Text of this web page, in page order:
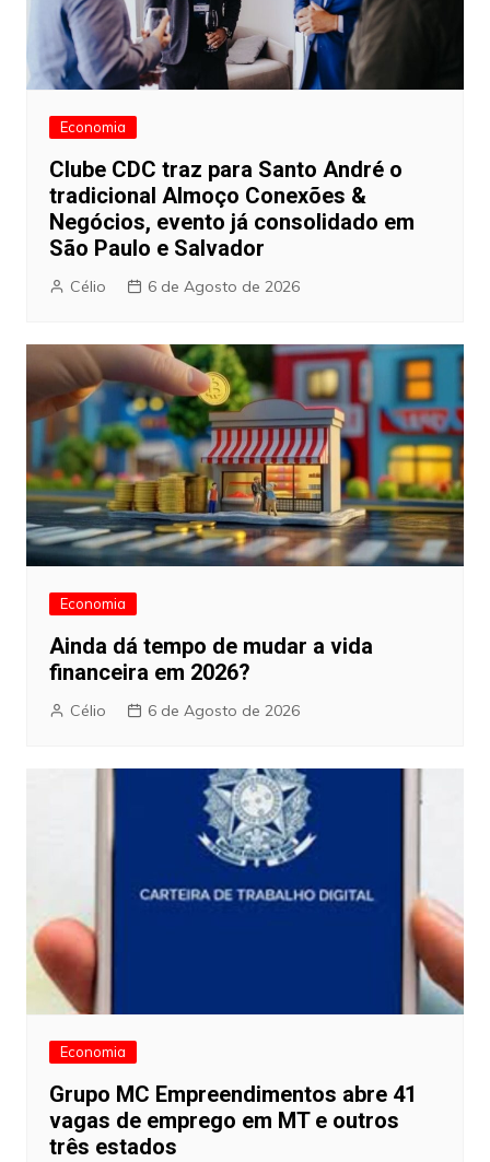
Economia
Clube CDC traz para Santo André o
tradicional Almoço Conexões &
Negócios, evento já consolidado em
São Paulo e Salvador
Célio 6 de Agosto de 2026
Economia
Ainda dá tempo de mudar a vida
financeira em 2026?
Célio 6 de Agosto de 2026
Economia
Grupo MC Empreendimentos abre 41
vagas de emprego em MT e outros
três estados